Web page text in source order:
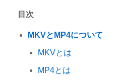
目次
MKVとMP4について
MKVとは
MP4とは